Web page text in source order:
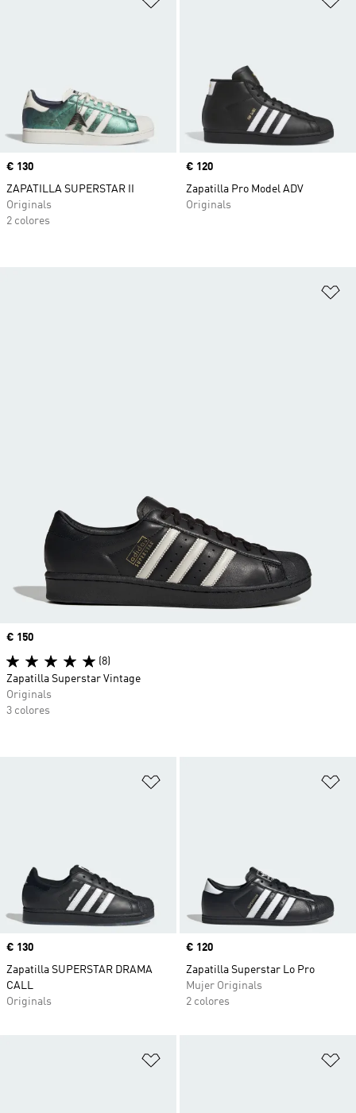
Precio
€ 130
ZAPATILLA SUPERSTAR II
Originals
2 colores
Precio
€ 120
Zapatilla Pro Model ADV
Originals
Precio
€ 130
Zapatilla SUPERSTAR DRAMA
CALL
Originals
Precio
€ 120
Zapatilla Superstar Lo Pro
Mujer Originals
2 colores
Precio
€ 150
(8)
Zapatilla Superstar Vintage
Originals
3 colores